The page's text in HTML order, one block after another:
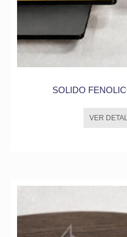
SOLIDO
VER